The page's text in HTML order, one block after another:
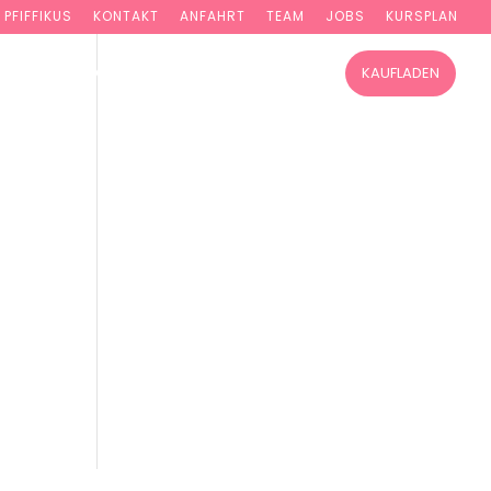
PFIFFIKUS KONTAKT ANFAHRT TEAM JOBS KURSPLAN
WORKSHOPS KAUFLADEN